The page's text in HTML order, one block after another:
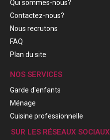
Qui sommes-nous?
Contactez-nous?
Nous recrutons
FAQ
Plan du site
NOS SERVICES
Garde d'enfants
Ménage
Cuisine professionnelle
SUR LES RÉSEAUX SOCIAUX